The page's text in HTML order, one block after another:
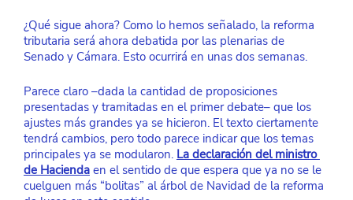
¿Qué sigue ahora? Como lo hemos señalado, la reforma
tributaria será ahora debatida por las plenarias de
Senado y Cámara. Esto ocurrirá en unas dos semanas.
Parece claro –dada la cantidad de proposiciones
presentadas y tramitadas en el primer debate– que los
ajustes más grandes ya se hicieron. El texto ciertamente
tendrá cambios, pero todo parece indicar que los temas
principales ya se modularon. La declaración del ministro
de Hacienda en el sentido de que espera que ya no se le
cuelguen más “bolitas” al árbol de Navidad de la reforma